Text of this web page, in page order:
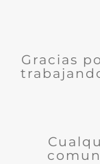
Gracias